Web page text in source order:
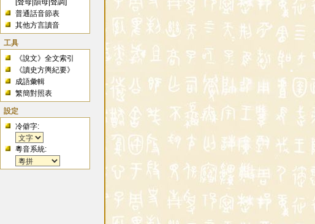
[聲母 |韻母 |聲調]
普通話音節表
其他方言讀音
工具
《說文》全文索引
《讀史方輿紀要》
成語彙輯
繁簡對照表
設定
冷僻字:
粵音系統: